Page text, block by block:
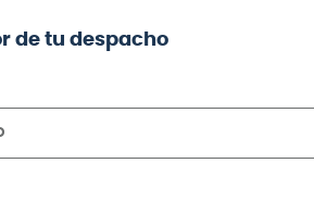
de tu despacho